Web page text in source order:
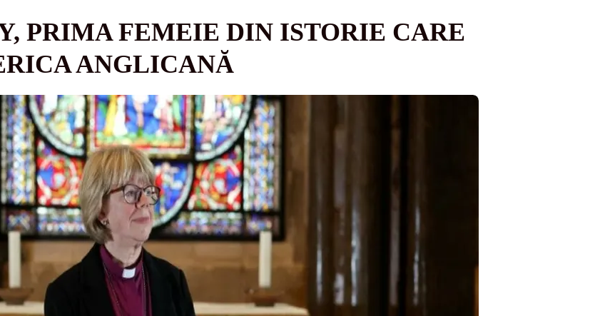
PRIMA FEMEIE DIN ISTORIE CARE
ANGLICANĂ